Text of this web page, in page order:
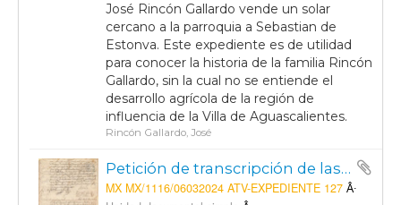
José Rincón Gallardo vende un solar
cercano a la parroquia a Sebastian de
Estonva. Este expediente es de utilidad
para conocer la historia de la familia Rincón
Gallardo, sin la cual no se entiende el
desarrollo agrícola de la región de
influencia de la Villa de Aguascalientes.
Rincón Gallardo, José
Petición de transcripción de las visitas de Gaspar de la Fuente y Cristobal de Torres
MX MX/1116/06032024 ATV-EXPEDIENTE 127